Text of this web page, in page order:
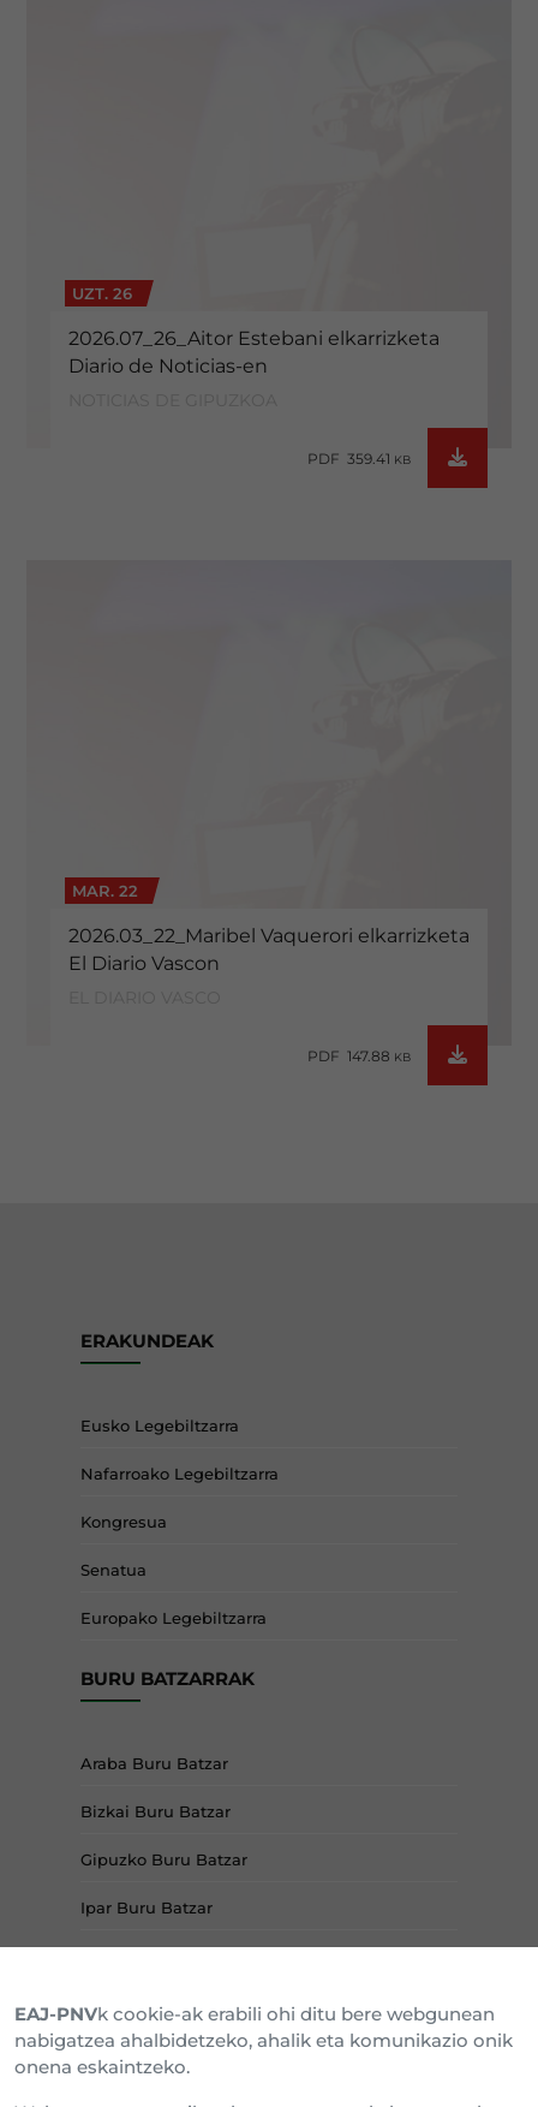
UZT. 26
2026.07_26_Aitor Estebani elkarrizketa
Diario de Noticias-en
PDF 359.41 KB
MAR. 22
2026.03_22_Maribel Vaquerori elkarrizketa
El Diario Vascon
PDF 147.88 KB
ERAKUNDEAK
Eusko Legebiltzarra
Nafarroako Legebiltzarra
Kongresua
Senatua
Europako Legebiltzarra
BURU BATZARRAK
Araba Buru Batzar
Bizkai Buru Batzar
Gipuzko Buru Batzar
Ipar Buru Batzar
EAJ-PNVk cookie-ak erabili ohi ditu bere webgunean
nabigatzea ahalbidetzeko, ahalik eta komunikazio onik
onena eskaintzeko.